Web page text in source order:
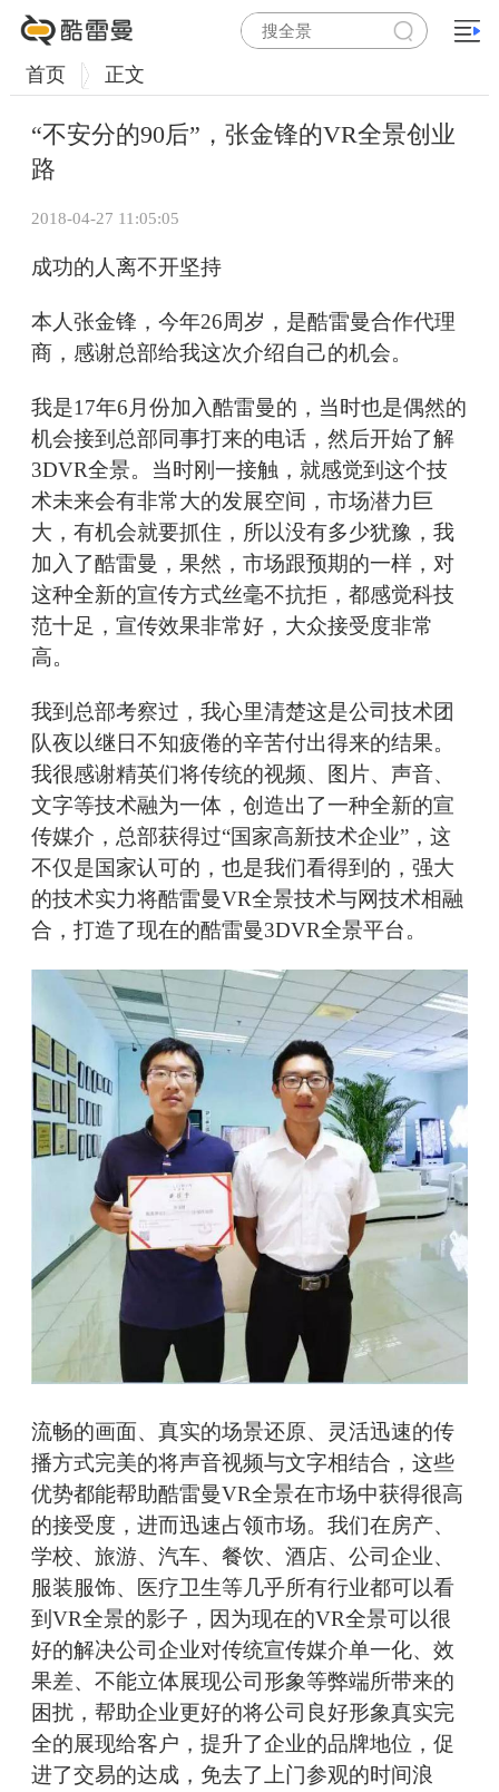
首页 正文
“不安分的90后”，张金锋的VR全景创业
路
2018-04-27 11:05:05
成功的人离不开坚持
本人张金锋，今年26周岁，是酷雷曼合作代理
商，感谢总部给我这次介绍自己的机会。
我是17年6月份加入酷雷曼的，当时也是偶然的
机会接到总部同事打来的电话，然后开始了解
3DVR全景。当时刚一接触，就感觉到这个技
术未来会有非常大的发展空间，市场潜力巨
大，有机会就要抓住，所以没有多少犹豫，我
加入了酷雷曼，果然，市场跟预期的一样，对
这种全新的宣传方式丝毫不抗拒，都感觉科技
范十足，宣传效果非常好，大众接受度非常
高。
我到总部考察过，我心里清楚这是公司技术团
队夜以继日不知疲倦的辛苦付出得来的结果。
我很感谢精英们将传统的视频、图片、声音、
文字等技术融为一体，创造出了一种全新的宣
传媒介，总部获得过“国家高新技术企业”，这
不仅是国家认可的，也是我们看得到的，强大
的技术实力将酷雷曼VR全景技术与网技术相融
合，打造了现在的酷雷曼3DVR全景平台。
流畅的画面、真实的场景还原、灵活迅速的传
播方式完美的将声音视频与文字相结合，这些
优势都能帮助酷雷曼VR全景在市场中获得很高
的接受度，进而迅速占领市场。我们在房产、
学校、旅游、汽车、餐饮、酒店、公司企业、
服装服饰、医疗卫生等几乎所有行业都可以看
到VR全景的影子，因为现在的VR全景可以很
好的解决公司企业对传统宣传媒介单一化、效
果差、不能立体展现公司形象等弊端所带来的
困扰，帮助企业更好的将公司良好形象真实完
全的展现给客户，提升了企业的品牌地位，促
进了交易的达成，免去了上门参观的时间浪